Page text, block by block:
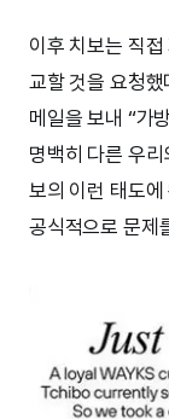
이후 치보는 직
교할 것을 요청했
메일을 보내 “가
명백히 다른 우
보의 이런 태도
공식적으로 문제